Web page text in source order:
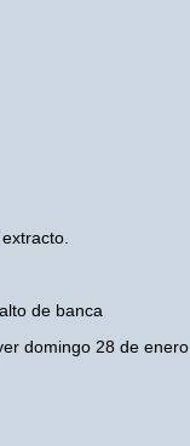
de banca
domingo 28 de enero.